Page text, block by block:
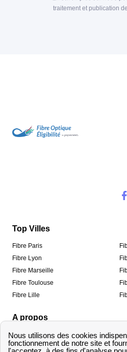
traitement et publication
Top Villes
Fibre Paris
Fibre Lyon
Fibre Marseille
Fibre Toulouse
Fibre Lille
A propos
Qui sommes-nous ?
Informations de contact